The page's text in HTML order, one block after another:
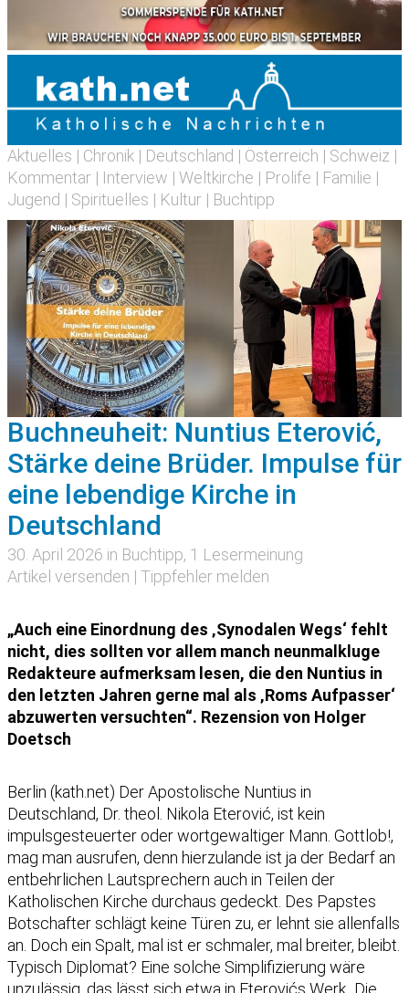
Aktuelles | Chronik | Deutschland | Österreich | Schweiz |
Kommentar | Interview | Weltkirche | Prolife | Familie |
Jugend | Spirituelles | Kultur | Buchtipp
Buchneuheit: Nuntius Eterović,
Stärke deine Brüder. Impulse für
eine lebendige Kirche in
Deutschland
30. April 2026 in Buchtipp, 1 Lesermeinung
Artikel versenden | Tippfehler melden
„Auch eine Einordnung des ‚Synodalen Wegs‘ fehlt
nicht, dies sollten vor allem manch neunmalkluge
Redakteure aufmerksam lesen, die den Nuntius in
den letzten Jahren gerne mal als ‚Roms Aufpasser‘
abzuwerten versuchten“. Rezension von Holger
Doetsch
Berlin (kath.net) Der Apostolische Nuntius in
Deutschland, Dr. theol. Nikola Eterović, ist kein
impulsgesteuerter oder wortgewaltiger Mann. Gottlob!,
mag man ausrufen, denn hierzulande ist ja der Bedarf an
entbehrlichen Lautsprechern auch in Teilen der
Katholischen Kirche durchaus gedeckt. Des Papstes
Botschafter schlägt keine Türen zu, er lehnt sie allenfalls
an. Doch ein Spalt, mal ist er schmaler, mal breiter, bleibt.
Typisch Diplomat? Eine solche Simplifizierung wäre
unzulässig, das lässt sich etwa in Eterovićs Werk „Die